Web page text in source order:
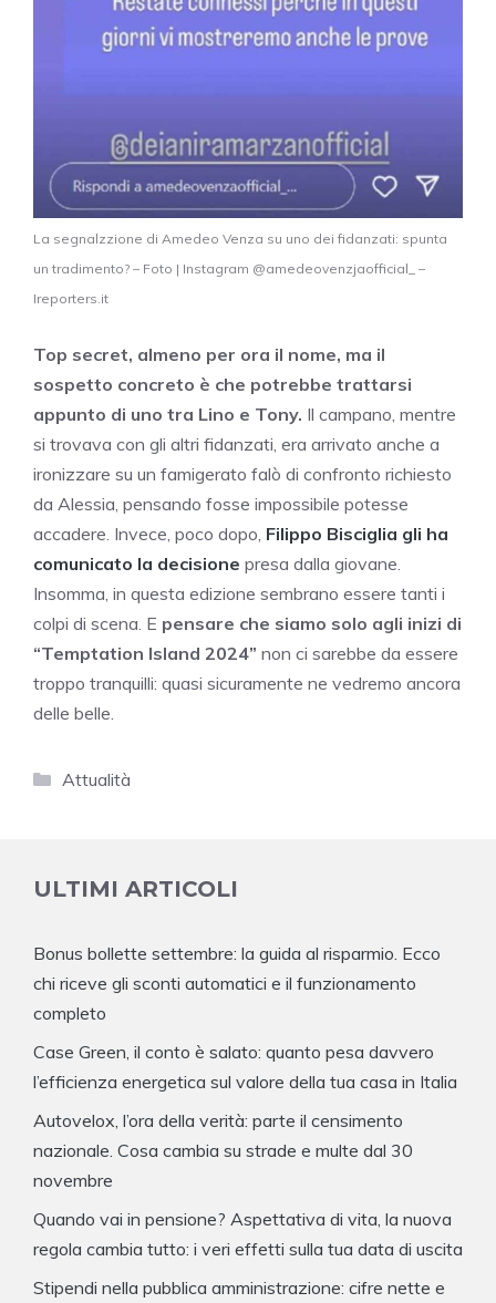
La segnalzzione di Amedeo Venza su uno dei fidanzati: spunta
un tradimento? – Foto | Instagram @amedeovenzjaofficial_ –
Ireporters.it
Top secret, almeno per ora il nome, ma il
sospetto concreto è che potrebbe trattarsi
appunto di uno tra Lino e Tony. Il campano, mentre
si trovava con gli altri fidanzati, era arrivato anche a
ironizzare su un famigerato falò di confronto richiesto
da Alessia, pensando fosse impossibile potesse
accadere. Invece, poco dopo, Filippo Bisciglia gli ha
comunicato la decisione presa dalla giovane.
Insomma, in questa edizione sembrano essere tanti i
colpi di scena. E pensare che siamo solo agli inizi di
“Temptation Island 2024” non ci sarebbe da essere
troppo tranquilli: quasi sicuramente ne vedremo ancora
delle belle.
Categorie
Attualità
ULTIMI ARTICOLI
Bonus bollette settembre: la guida al risparmio. Ecco
chi riceve gli sconti automatici e il funzionamento
completo
Case Green, il conto è salato: quanto pesa davvero
l’efficienza energetica sul valore della tua casa in Italia
Autovelox, l’ora della verità: parte il censimento
nazionale. Cosa cambia su strade e multe dal 30
novembre
Quando vai in pensione? Aspettativa di vita, la nuova
regola cambia tutto: i veri effetti sulla tua data di uscita
Stipendi nella pubblica amministrazione: cifre nette e